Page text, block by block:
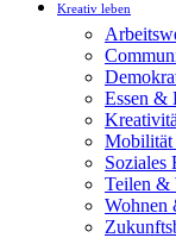
Kreativ leben
Essen &
Mobilität
Soziales
Teilen &
Wohnen